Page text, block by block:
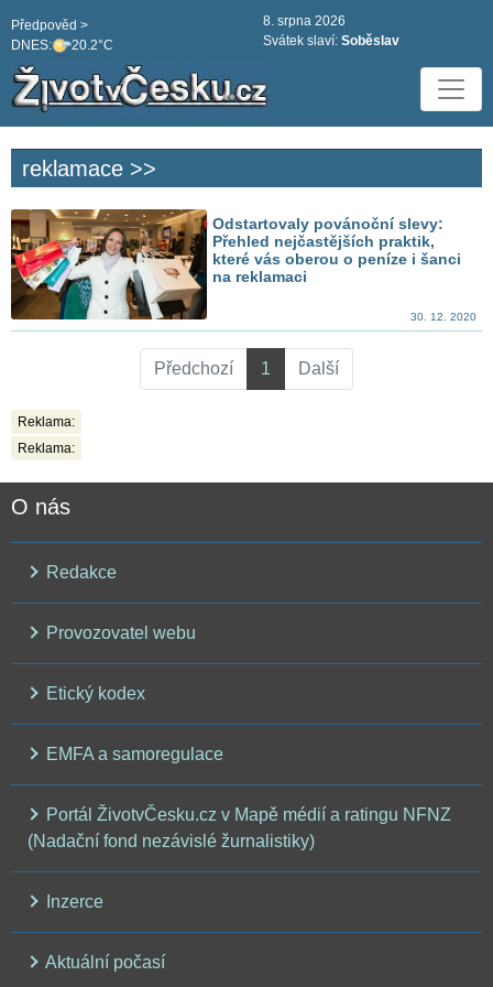
DNES: 20.2°C
Předpověd >
8. srpna 2026
Svátek slaví: Soběslav
reklamace >>
Odstartovaly povánoční slevy:
Přehled nejčastějších praktik,
které vás oberou o peníze i šanci
na reklamaci
30. 12. 2020
Předchozí 1 Další
Reklama:
Reklama:
O nás
Redakce
Provozovatel webu
Etický kodex
EMFA a samoregulace
Portál ŽivotvČesku.cz v Mapě médií a ratingu NFNZ
(Nadační fond nezávislé žurnalistiky)
Inzerce
Aktuální počasí